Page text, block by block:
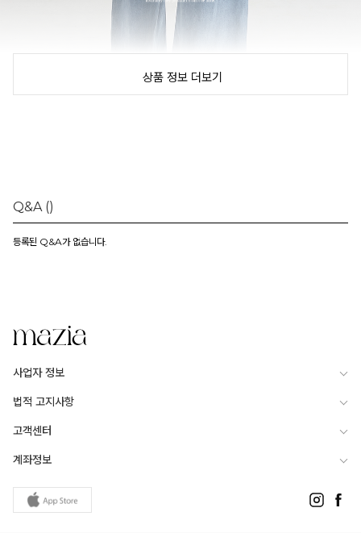
상품 정보 더보기
Q&A ()
등록된 Q&A가 없습니다.
사업자 정보
법적 고지사항
고객센터
계좌정보